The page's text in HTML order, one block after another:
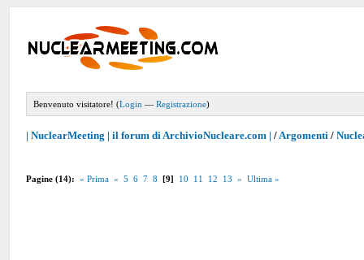
Benvenuto visitatore! (Login —Registrazione)
| NuclearMeeting | il forum di ArchivioNucleare.com | /Argomenti /
Pagine (14): « Prima « 5 6 7 8 [9] 10 11 12 13 » Ultima »